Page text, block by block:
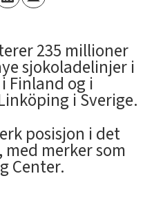
235 millioner
sjokoladelinjer i
Finland og i
i Sverige.
posisjon i det
merker som
Center.